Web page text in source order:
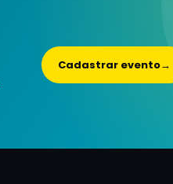
Cadastrar evento→